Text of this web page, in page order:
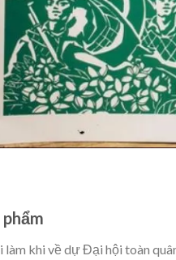
làm khi về dự Đại hội toàn